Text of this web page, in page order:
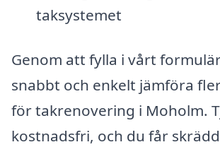
taksystemet
Genom att fylla i vårt
snabbt och enkelt jämföra
för takrenovering i Moholm.
kostnadsfri, och du får